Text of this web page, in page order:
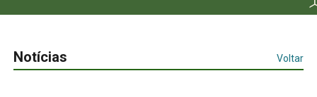
Notícias Voltar